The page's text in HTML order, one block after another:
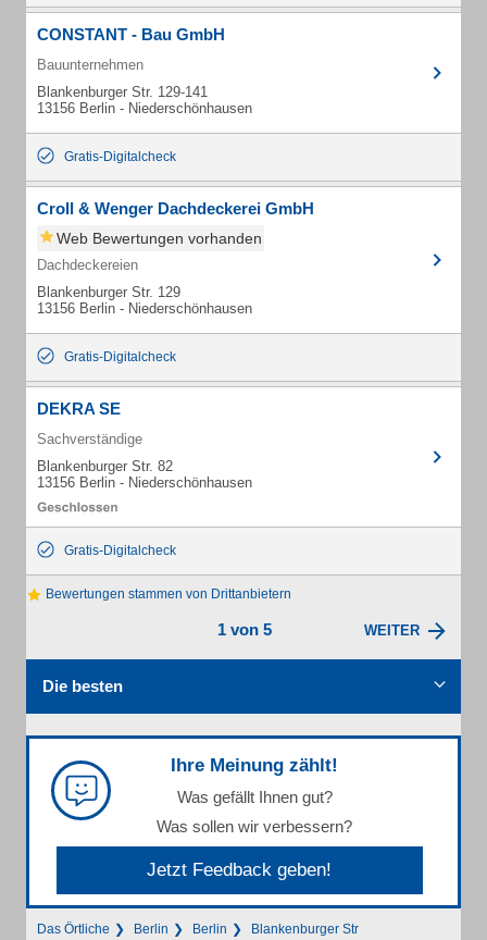
CONSTANT - Bau GmbH
Bauunternehmen
Blankenburger Str. 129-141
13156 Berlin - Niederschönhausen
Gratis-Digitalcheck
Croll & Wenger Dachdeckerei GmbH
Web Bewertungen vorhanden
Dachdeckereien
Blankenburger Str. 129
13156 Berlin - Niederschönhausen
Gratis-Digitalcheck
DEKRA SE
Sachverständige
Blankenburger Str. 82
13156 Berlin - Niederschönhausen
Gratis-Digitalcheck
Bewertungen stammen von Drittanbietern
1 von 5 WEITER
Die besten
Ihre Meinung zählt!
Was gefällt Ihnen gut?
Was sollen wir verbessern?
Jetzt Feedback geben!
Das Örtliche Berlin Berlin Blankenburger Str